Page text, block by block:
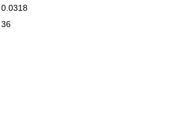
0.0318
36